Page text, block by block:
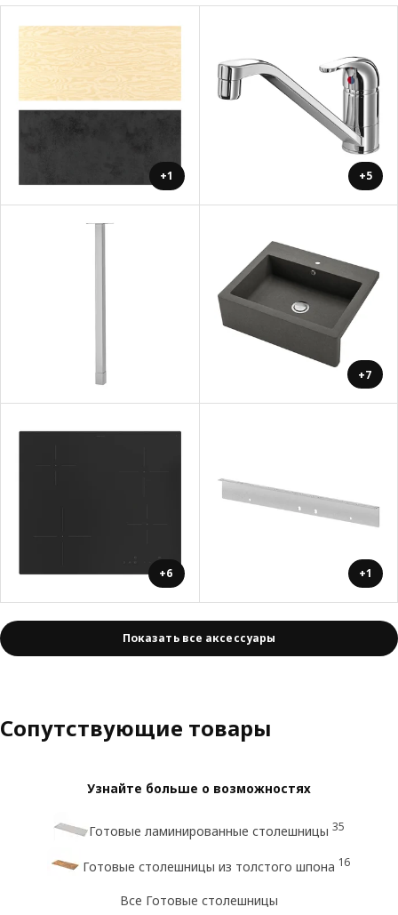
+1 +5
+7
+6 +1
Показать все аксессуары
Сопутствующие товары
Узнайте больше о возможностях
Готовые ламинированные столешницы 35
Готовые столешницы из толстого шпона 16
Все Готовые столешницы